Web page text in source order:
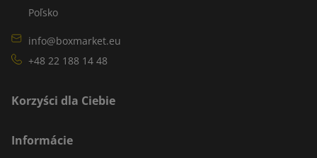
Poľsko
info@boxmarket.eu
+48 22 188 14 48
Korzyści dla Ciebie
Informácie